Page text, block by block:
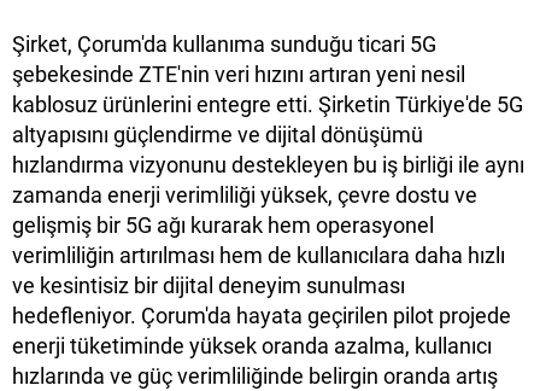
Şirket, Çorum'da kullanıma sunduğu ticari 5G
şebekesinde ZTE'nin veri hızını artıran yeni nesil
kablosuz ürünlerini entegre etti. Şirketin Türkiye'de 5G
altyapısını güçlendirme ve dijital dönüşümü
hızlandırma vizyonunu destekleyen bu iş birliği ile aynı
zamanda enerji verimliliği yüksek, çevre dostu ve
gelişmiş bir 5G ağı kurarak hem operasyonel
verimliliğin artırılması hem de kullanıcılara daha hızlı
ve kesintisiz bir dijital deneyim sunulması
hedefleniyor. Çorum'da hayata geçirilen pilot projede
enerji tüketiminde yüksek oranda azalma, kullanıcı
hızlarında ve güç verimliliğinde belirgin oranda artış